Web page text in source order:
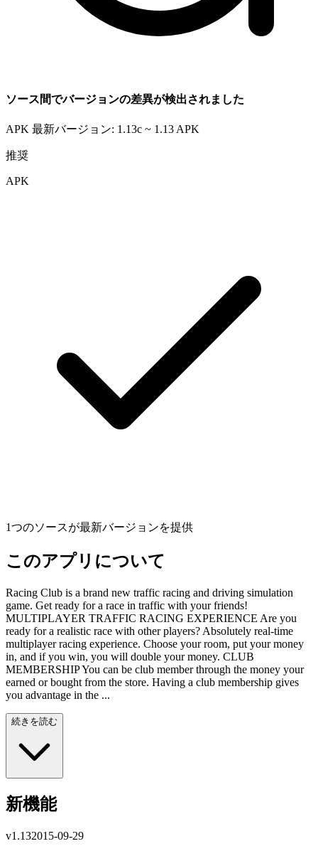
ソース間でバージョンの差異が検出されました
APK 最新バージョン: 1.13c ~ 1.13 APK
推奨
APK
1つのソースが最新バージョンを提供
このアプリについて
Racing Club is a brand new traffic racing and driving simulation
game. Get ready for a race in traffic with your friends!
MULTIPLAYER TRAFFIC RACING EXPERIENCE Are you
ready for a realistic race with other players? Absolutely real-time
multiplayer racing experience. Choose your room, put your money
in, and if you win, you will double your money. CLUB
MEMBERSHIP You can be club member through the money your
earned or bought from the store. Having a club membership gives
you advantage in the ...
続きを読む
新機能
v1.132015-09-29